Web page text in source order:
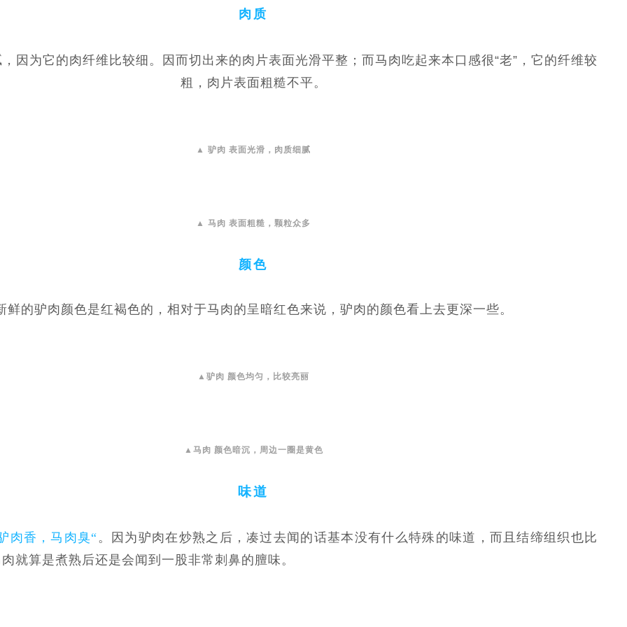
肉质
因为它的肉纤维比较细。因而切出来的肉片表面光滑平整；而马肉吃起来本口感很“老”，它的纤维较
粗，肉片表面粗糙不平。
▲ 驴肉 表面光滑，肉质细腻
▲ 马肉 表面粗糙，颗粒众多
颜色
鲜的驴肉颜色是红褐色的，相对于马肉的呈暗红色来说，驴肉的颜色看上去更深一些。
▲驴肉 颜色均匀，比较亮丽
▲马肉 颜色暗沉，周边一圈是黄色
味道
肉香，马肉臭“。因为驴肉在炒熟之后，凑过去闻的话基本没有什么特殊的味道，而且结缔组织也比
就算是煮熟后还是会闻到一股非常刺鼻的膻味。